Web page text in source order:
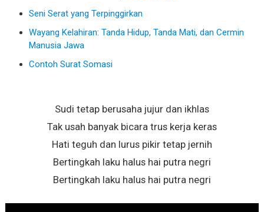
Seni Serat yang Terpinggirkan
Wayang Kelahiran: Tanda Hidup, Tanda Mati, dan Cermin
Manusia Jawa
Contoh Surat Somasi
Sudi tetap berusaha jujur dan ikhlas
Tak usah banyak bicara trus kerja keras
Hati teguh dan lurus pikir tetap jernih
Bertingkah laku halus hai putra negri
Bertingkah laku halus hai putra negri